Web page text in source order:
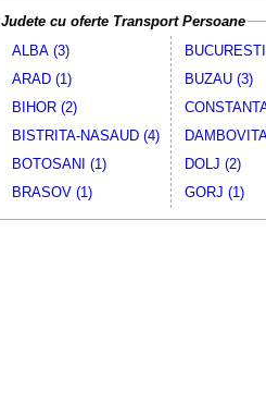
Judete cu oferte Transport Persoane
ALBA (3)
ARAD (1)
BIHOR (2)
BISTRITA-NASAUD (4)
BOTOSANI (1)
BRASOV (1)
BUZAU (3)
DOLJ (2)
GORJ (1)